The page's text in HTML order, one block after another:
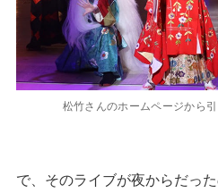
松竹さんのホームページから
で、そのライブが夜からだっ